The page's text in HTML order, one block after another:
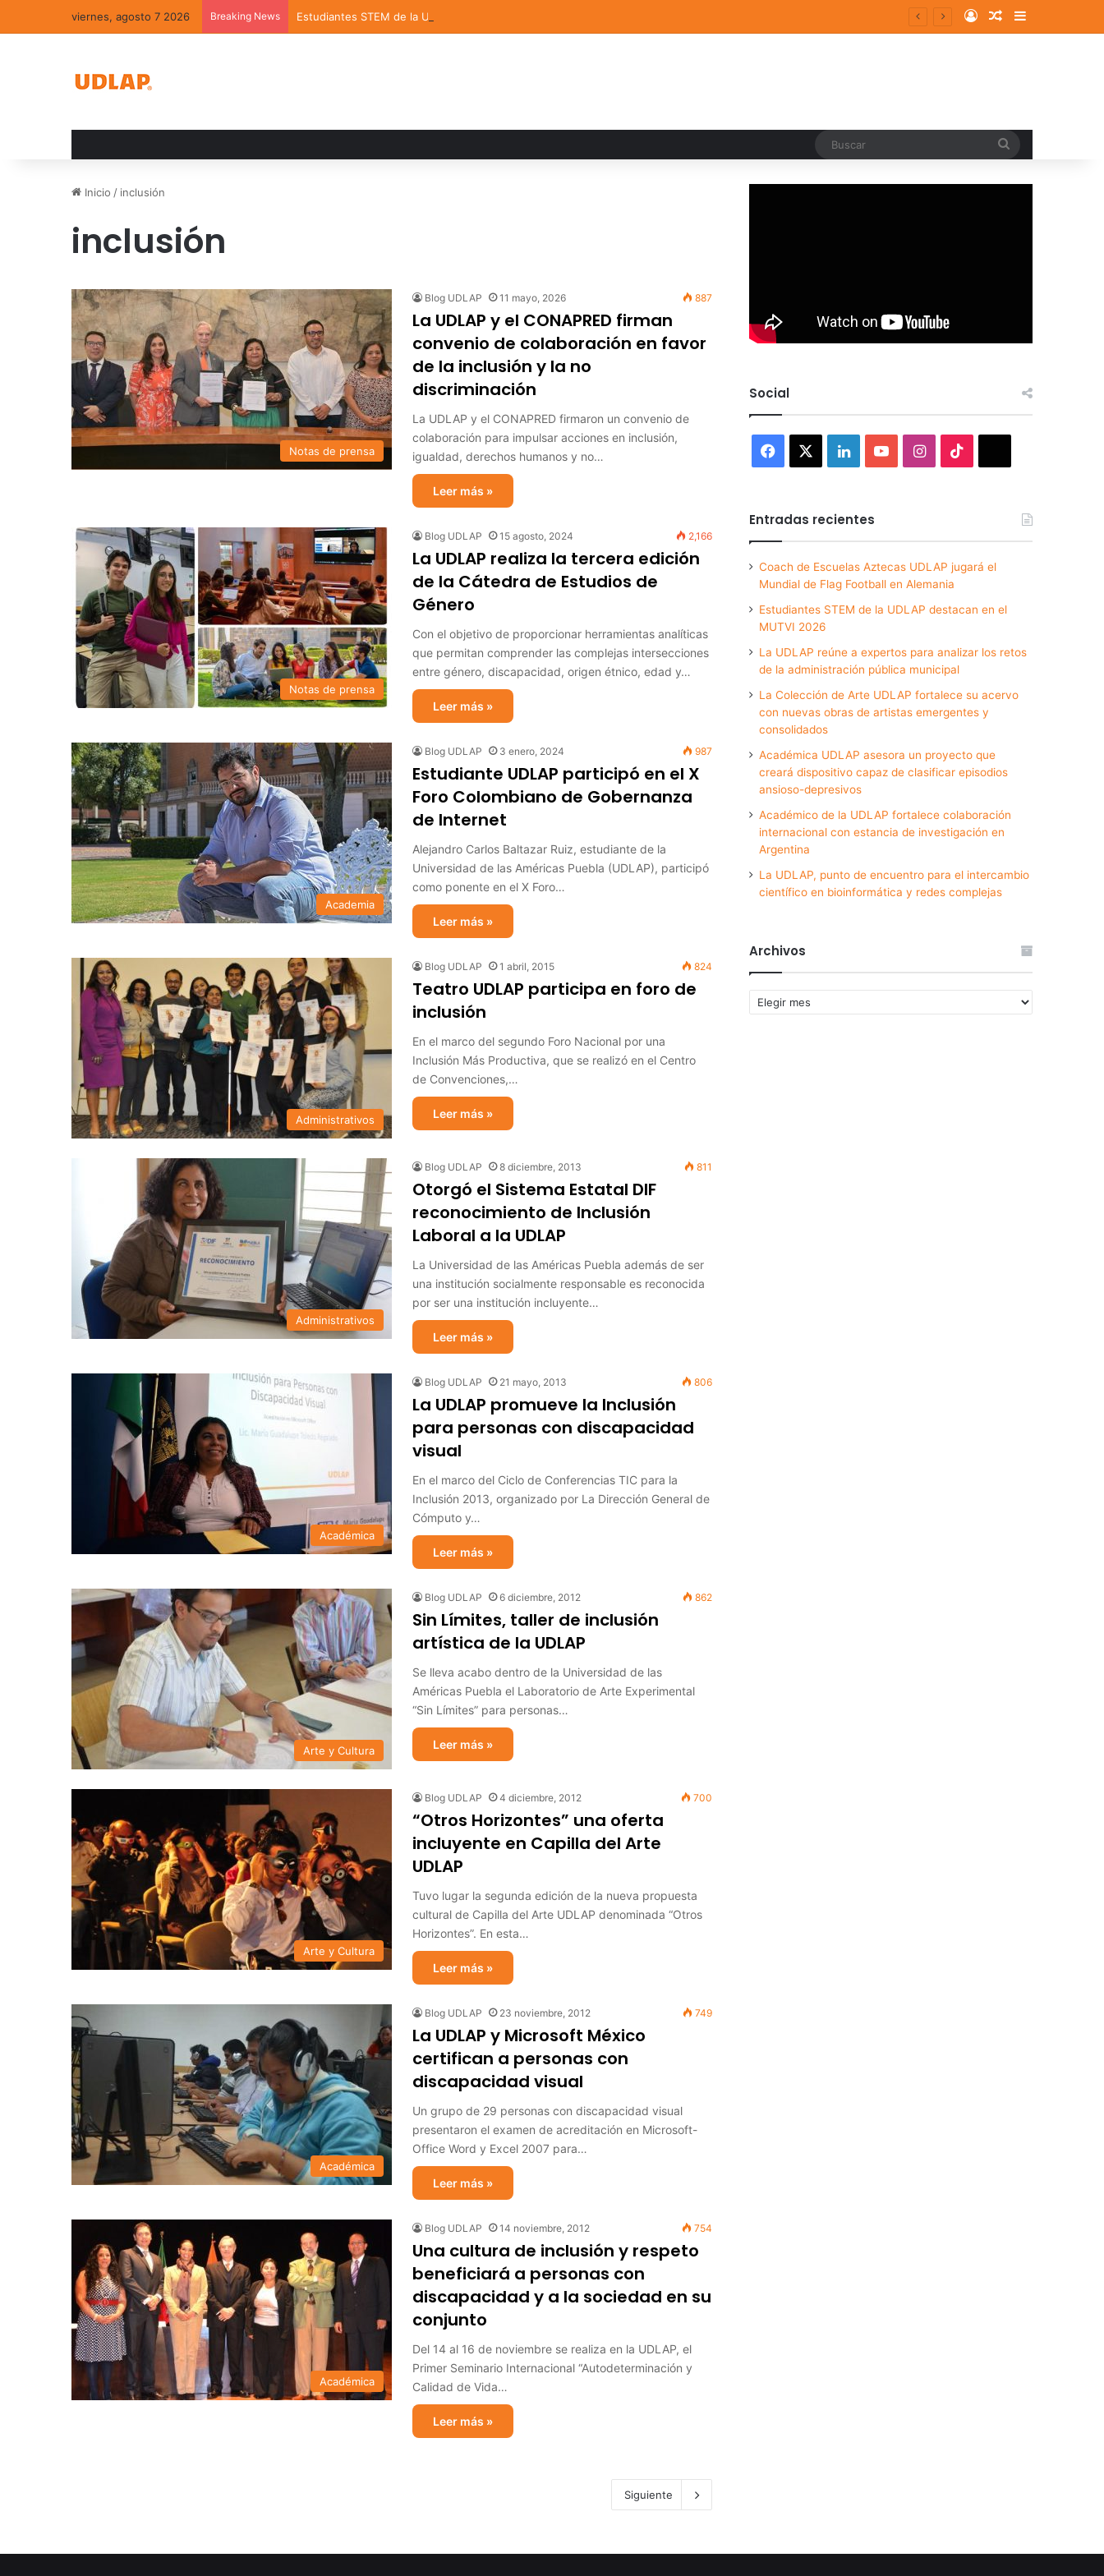
viernes, agosto 7 2026 Breaking News Estudiantes STEM de la UDLAP destacan en el MUTVI 2026 Log InRandom Article
Sidebar
Inicio / inclusión
inclusión
Notas de prensa
Blog UDLAP 11 mayo, 2026 887
La UDLAP y el CONAPRED firman
convenio de colaboración en favor
de la inclusión y la no
discriminación
La UDLAP y el CONAPRED firmaron un convenio de
colaboración para impulsar acciones en inclusión,
igualdad, derechos humanos y no…
Leer más »
Notas de prensa
Blog UDLAP 15 agosto, 2024 2,166
La UDLAP realiza la tercera edición
de la Cátedra de Estudios de
Género
Con el objetivo de proporcionar herramientas analíticas
que permitan comprender las complejas intersecciones
entre género, discapacidad, origen étnico, edad y…
Leer más »
Academia
Blog UDLAP 3 enero, 2024 987
Estudiante UDLAP participó en el X
Foro Colombiano de Gobernanza
de Internet
Alejandro Carlos Baltazar Ruiz, estudiante de la
Universidad de las Américas Puebla (UDLAP), participó
como ponente en el X Foro…
Leer más »
Administrativos
Blog UDLAP 1 abril, 2015 824
Teatro UDLAP participa en foro de
inclusión
En el marco del segundo Foro Nacional por una
Inclusión Más Productiva, que se realizó en el Centro
de Convenciones,…
Leer más »
Administrativos
Blog UDLAP 8 diciembre, 2013 811
Otorgó el Sistema Estatal DIF
reconocimiento de Inclusión
Laboral a la UDLAP
La Universidad de las Américas Puebla además de ser
una institución socialmente responsable es reconocida
por ser una institución incluyente…
Leer más »
Académica
Blog UDLAP 21 mayo, 2013 806
La UDLAP promueve la Inclusión
para personas con discapacidad
visual
En el marco del Ciclo de Conferencias TIC para la
Inclusión 2013, organizado por La Dirección General de
Cómputo y…
Leer más »
Arte y Cultura
Blog UDLAP 6 diciembre, 2012 862
Sin Límites, taller de inclusión
artística de la UDLAP
Se lleva acabo dentro de la Universidad de las
Américas Puebla el Laboratorio de Arte Experimental
“Sin Límites” para personas…
Leer más »
Arte y Cultura
Blog UDLAP 4 diciembre, 2012 700
“Otros Horizontes” una oferta
incluyente en Capilla del Arte
UDLAP
Tuvo lugar la segunda edición de la nueva propuesta
cultural de Capilla del Arte UDLAP denominada “Otros
Horizontes”. En esta…
Leer más »
Académica
Blog UDLAP 23 noviembre, 2012 749
La UDLAP y Microsoft México
certifican a personas con
discapacidad visual
Un grupo de 29 personas con discapacidad visual
presentaron el examen de acreditación en Microsoft-
Office Word y Excel 2007 para…
Leer más »
Académica
Blog UDLAP 14 noviembre, 2012 754
Una cultura de inclusión y respeto
beneficiará a personas con
discapacidad y a la sociedad en su
conjunto
Del 14 al 16 de noviembre se realiza en la UDLAP, el
Primer Seminario Internacional “Autodeterminación y
Calidad de Vida…
Leer más »
Siguiente
Social
Facebook LinkedInYouTubeInstagram
Entradas recientes
Coach de Escuelas Aztecas UDLAP jugará el
Mundial de Flag Football en Alemania
Estudiantes STEM de la UDLAP destacan en el
MUTVI 2026
La UDLAP reúne a expertos para analizar los retos
de la administración pública municipal
La Colección de Arte UDLAP fortalece su acervo
con nuevas obras de artistas emergentes y
consolidados
Académica UDLAP asesora un proyecto que
creará dispositivo capaz de clasificar episodios
ansioso-depresivos
Académico de la UDLAP fortalece colaboración
internacional con estancia de investigación en
Argentina
La UDLAP, punto de encuentro para el intercambio
científico en bioinformática y redes complejas
Archivos
Archivos